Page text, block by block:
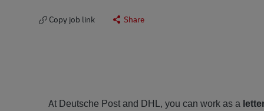
Copy job link Share
At Deutsche Post and DHL, you can work as a